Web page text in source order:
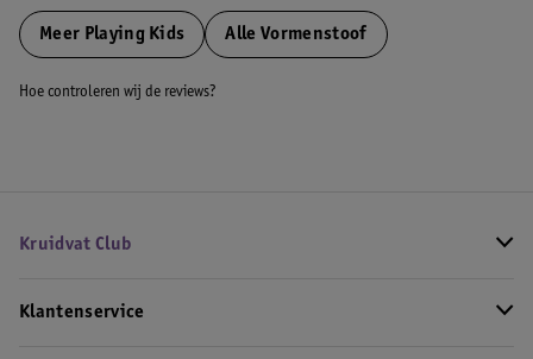
Meer Playing Kids Alle Vormenstoof
Hoe controleren wij de reviews?
Kruidvat Club
Klantenservice